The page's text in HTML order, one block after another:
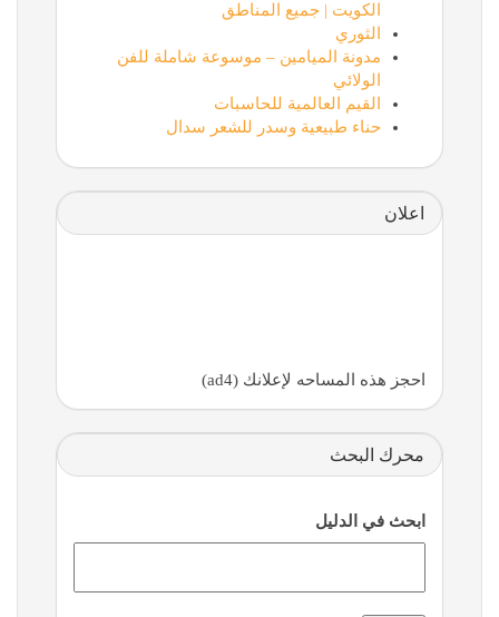
الكويت | جميع المناطق
الثوري
مدونة الميامين – موسوعة شاملة للفن
الولائي
القيم العالمية للحاسبات
حناء طبيعية وسدر للشعر سدال
اعلان
احجز هذه المساحه لإعلانك (ad4)
محرك البحث
ابحث في الدليل